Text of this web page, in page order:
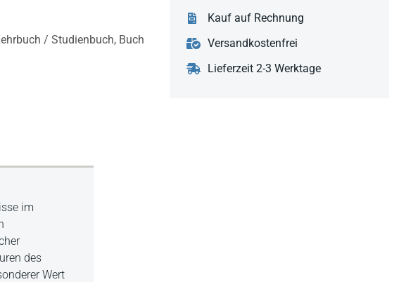
/ Studienbuch, Buch
Kauf auf Rechnung
Versandkostenfrei
Lieferzeit 2-3 Werktage
im
des
Wert